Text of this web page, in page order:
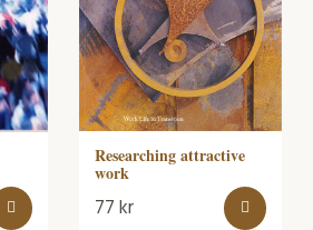
Researching attractive
work
77kr